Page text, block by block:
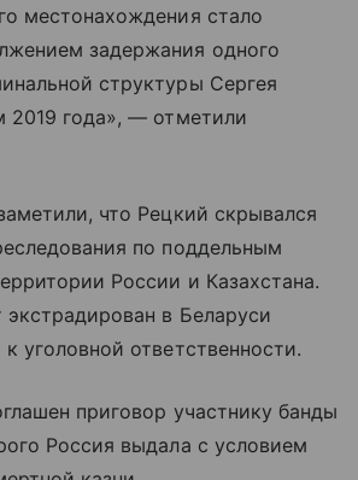
местонахождения стало
задержания одного
структуры Сергея
2019 года», — отметили
что Рецкий скрывался
по поддельным
России и Казахстана.
экстрадирован в Беларуси
уголовной ответственности.
приговор участнику банды
Россия выдала с условием